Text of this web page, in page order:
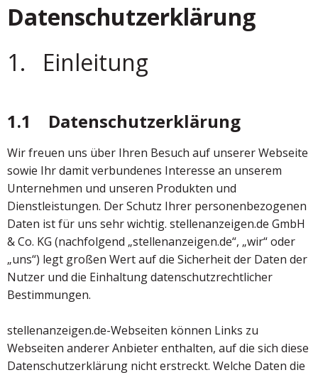
Datenschutzerklärung
1. Einleitung
1.1 Datenschutzerklärung
Wir freuen uns über Ihren Besuch auf unserer Webseite
sowie Ihr damit verbundenes Interesse an unserem
Unternehmen und unseren Produkten und
Dienstleistungen. Der Schutz Ihrer personenbezogenen
Daten ist für uns sehr wichtig. stellenanzeigen.de GmbH
& Co. KG (nachfolgend „stellenanzeigen.de“, „wir“ oder
„uns“) legt großen Wert auf die Sicherheit der Daten der
Nutzer und die Einhaltung datenschutzrechtlicher
Bestimmungen.
stellenanzeigen.de-Webseiten können Links zu
Webseiten anderer Anbieter enthalten, auf die sich diese
Datenschutzerklärung nicht erstreckt. Welche Daten die